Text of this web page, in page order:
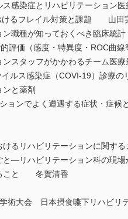
ス感染症とリハビリテーション
けるフレイル対策と課題 山
ン職種が知っておくべき臨床統
的評価（感度・特異度・ROC
ンスタッフがかかわるチーム医
イルス感染症（COVI-19）診
ンと薬剤
ションでよく遭遇する症状・
けるリハビリテーションに関
と―リハビリテーション科の現
ること 冬賀清香
術大会 日本摂食嚥下リハビ